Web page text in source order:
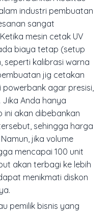
industri pembuatan
sangat
mesin cetak UV
biaya tetap (setup
seperti kalibrasi warna
jig cetakan
agar presisi,
Anda hanya
ini akan dibebankan
sehingga harga
jika volume
mencapai 100 unit
akan terbagi ke lebih
menikmati diskon
pemilik bisnis yang